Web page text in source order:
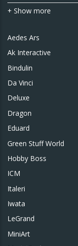
+ Show more
Aedes Ars
Ak Interactive
Bindulin
Da Vinci
Deluxe
Dragon
Eduard
Green Stuff World
Hobby Boss
ICM
Italeri
Iwata
LeGrand
MiniArt